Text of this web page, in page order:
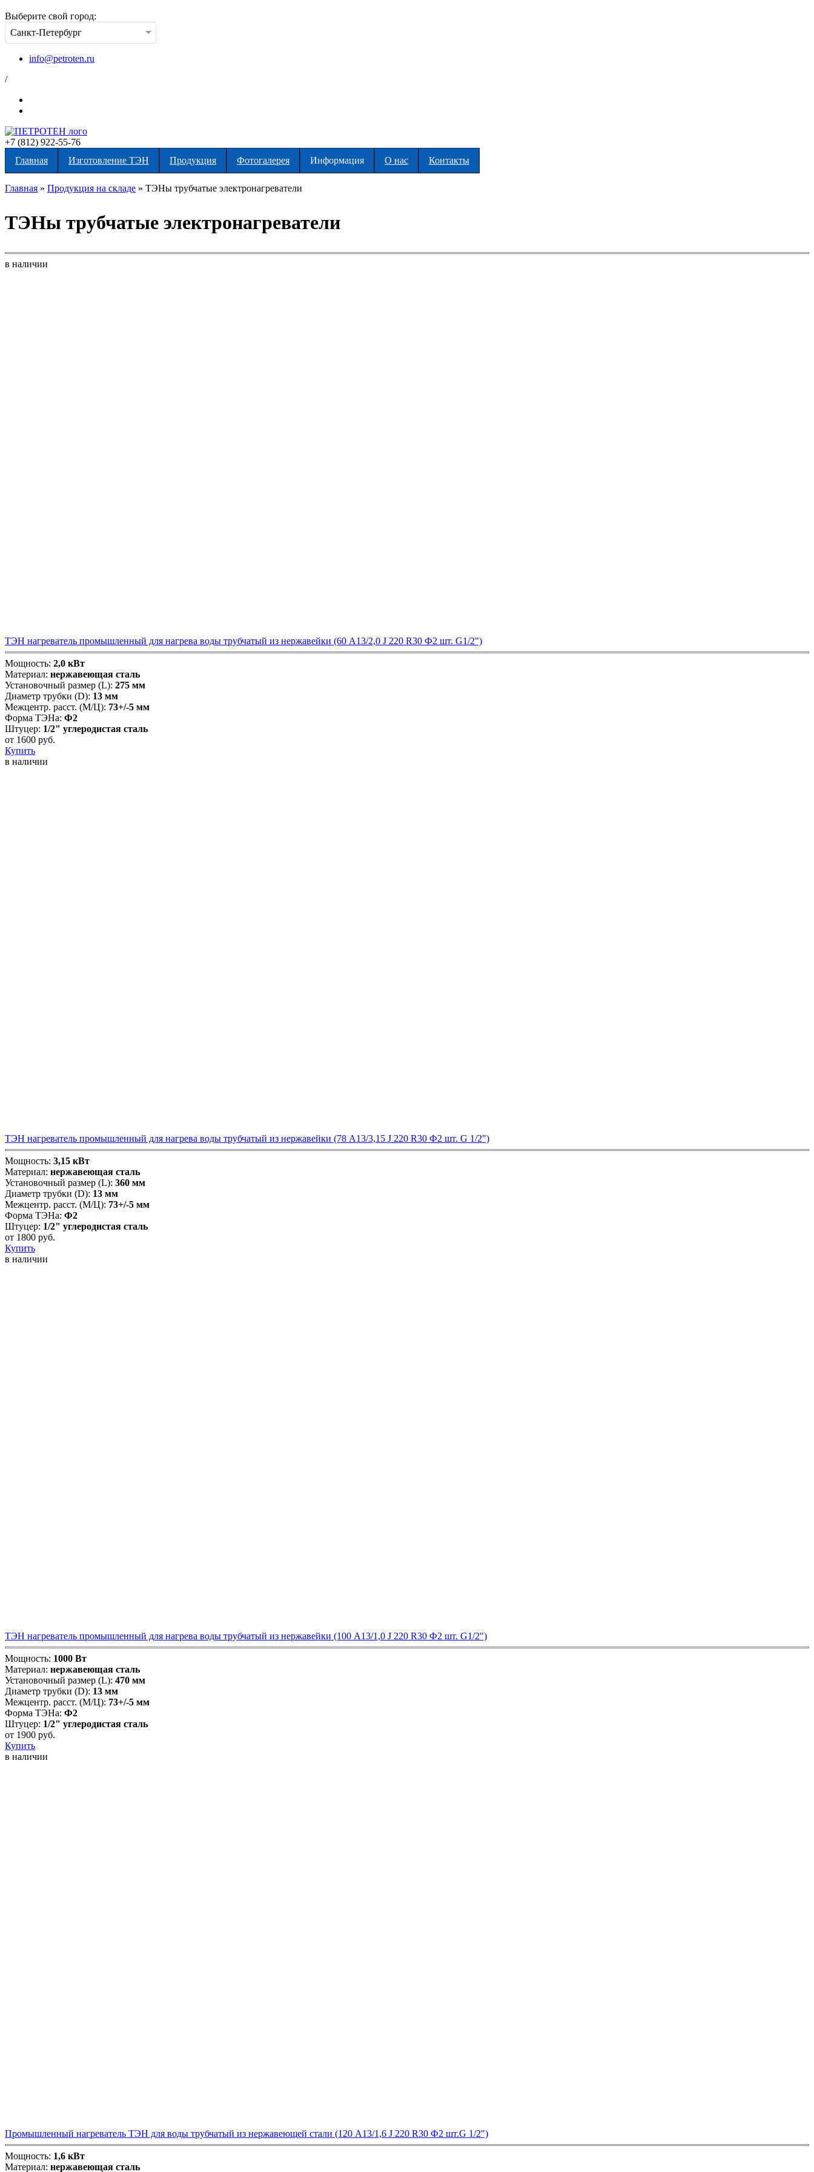
Выберите свой город:
Санкт-Петербург
info@petroten.ru
/
+7 (812) 922-55-76
Главная
Изготовление ТЭН Продукция Фотогалерея Информация О нас Контакты
Главная » Продукция на складе » ТЭНы трубчатые электронагреватели
ТЭНы трубчатые электронагреватели
в наличии
ТЭН нагреватель промышленный для нагрева воды трубчатый из нержавейки (60 А13/2,0 J 220 R30 Ф2 шт. G1/2")
Мощность: 2,0 кВт
Материал: нержавеющая сталь
Установочный размер (L): 275 мм
Диаметр трубки (D): 13 мм
Межцентр. расст. (М/Ц): 73+/-5 мм
Форма ТЭНа: Ф2
Штуцер: 1/2" углеродистая сталь
от 1600 руб.
Купить
в наличии
ТЭН нагреватель промышленный для нагрева воды трубчатый из нержавейки (78 А13/3,15 J 220 R30 Ф2 шт. G 1/2")
Мощность: 3,15 кВт
Материал: нержавеющая сталь
Установочный размер (L): 360 мм
Диаметр трубки (D): 13 мм
Межцентр. расст. (М/Ц): 73+/-5 мм
Форма ТЭНа: Ф2
Штуцер: 1/2" углеродистая сталь
от 1800 руб.
Купить
в наличии
ТЭН нагреватель промышленный для нагрева воды трубчатый из нержавейки (100 А13/1,0 J 220 R30 Ф2 шт. G1/2")
Мощность: 1000 Вт
Материал: нержавеющая сталь
Установочный размер (L): 470 мм
Диаметр трубки (D): 13 мм
Межцентр. расст. (М/Ц): 73+/-5 мм
Форма ТЭНа: Ф2
Штуцер: 1/2" углеродистая сталь
от 1900 руб.
Купить
в наличии
Промышленный нагреватель ТЭН для воды трубчатый из нержавеющей стали (120 А13/1,6 J 220 R30 Ф2 шт.G 1/2")
Мощность: 1,6 кВт
Материал: нержавеющая сталь